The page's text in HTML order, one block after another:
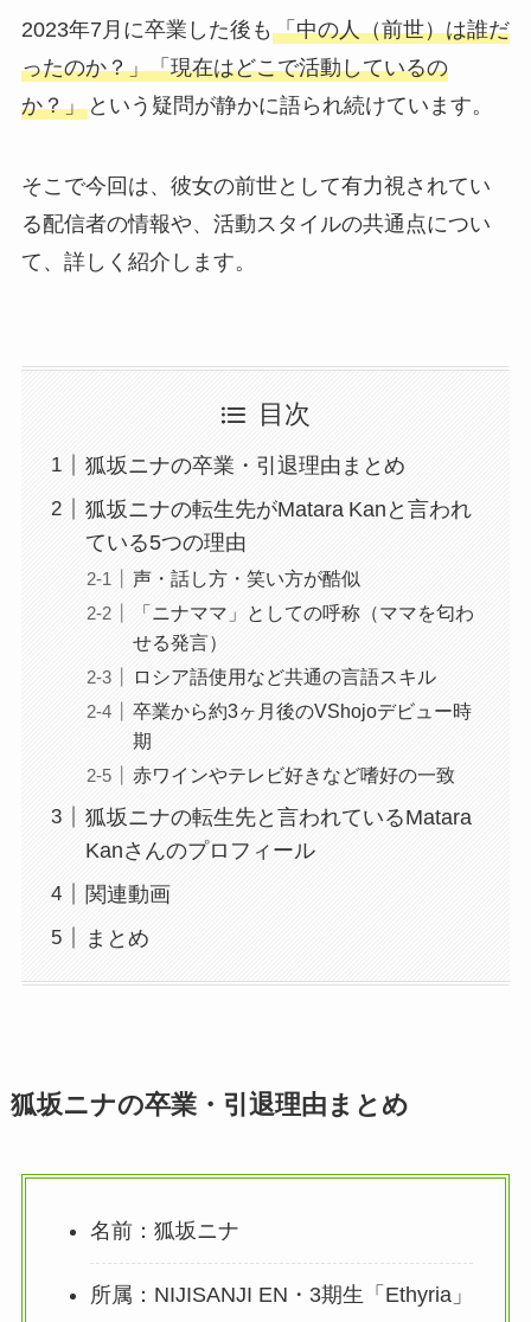
2023年7月に卒業した後も 「中の人（前世）は誰だ
ったのか？」「現在はどこで活動しているの
か？」という疑問が静かに語られ続けています。
そこで今回は、彼女の前世として有力視されてい
る配信者の情報や、活動スタイルの共通点につい
て、詳しく紹介します。
目次
狐坂ニナの卒業・引退理由まとめ
狐坂ニナの転生先がMatara Kanと言われ
ている5つの理由
声・話し方・笑い方が酷似
「ニナママ」としての呼称（ママを匂わ
せる発言）
ロシア語使用など共通の言語スキル
卒業から約3ヶ月後のVShojoデビュー時
期
赤ワインやテレビ好きなど嗜好の一致
狐坂ニナの転生先と言われているMatara
Kanさんのプロフィール
関連動画
まとめ
狐坂ニナの卒業・引退理由まとめ
名前：狐坂ニナ
所属：NIJISANJI EN・3期生「Ethyria」